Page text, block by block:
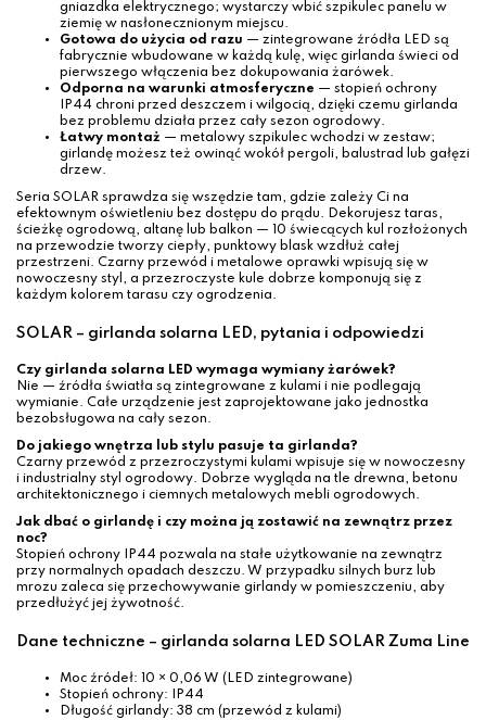
gniazdka elektrycznego; wystarczy wbić szpikulec panelu w
ziemię w nasłonecznionym miejscu.
Gotowa do użycia od razu — zintegrowane źródła LED są
fabrycznie wbudowane w każdą kulę, więc girlanda świeci od
pierwszego włączenia bez dokupowania żarówek.
Odporna na warunki atmosferyczne — stopień ochrony
IP44 chroni przed deszczem i wilgocią, dzięki czemu girlanda
bez problemu działa przez cały sezon ogrodowy.
Łatwy montaż — metalowy szpikulec wchodzi w zestaw;
girlandę możesz też owinąć wokół pergoli, balustrad lub gałęzi
drzew.
Seria SOLAR sprawdza się wszędzie tam, gdzie zależy Ci na
efektownym oświetleniu bez dostępu do prądu. Dekorujesz taras,
ścieżkę ogrodową, altanę lub balkon — 10 świecących kul rozłożonych
na przewodzie tworzy ciepły, punktowy blask wzdłuż całej
przestrzeni. Czarny przewód i metalowe oprawki wpisują się w
nowoczesny styl, a przezroczyste kule dobrze komponują się z
każdym kolorem tarasu czy ogrodzenia.
SOLAR – girlanda solarna LED, pytania i odpowiedzi
Czy girlanda solarna LED wymaga wymiany żarówek?
Nie — źródła światła są zintegrowane z kulami i nie podlegają
wymianie. Całe urządzenie jest zaprojektowane jako jednostka
bezobsługowa na cały sezon.
Do jakiego wnętrza lub stylu pasuje ta girlanda?
Czarny przewód z przezroczystymi kulami wpisuje się w nowoczesny
i industrialny styl ogrodowy. Dobrze wygląda na tle drewna, betonu
architektonicznego i ciemnych metalowych mebli ogrodowych.
Jak dbać o girlandę i czy można ją zostawić na zewnątrz przez
noc?
Stopień ochrony IP44 pozwala na stałe użytkowanie na zewnątrz
przy normalnych opadach deszczu. W przypadku silnych burz lub
mrozu zaleca się przechowywanie girlandy w pomieszczeniu, aby
przedłużyć jej żywotność.
Dane techniczne – girlanda solarna LED SOLAR Zuma Line
Moc źródeł: 10 × 0,06 W (LED zintegrowane)
Stopień ochrony: IP44
Długość girlandy: 38 cm (przewód z kulami)